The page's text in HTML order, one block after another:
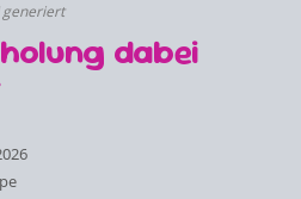
generiert
dabei